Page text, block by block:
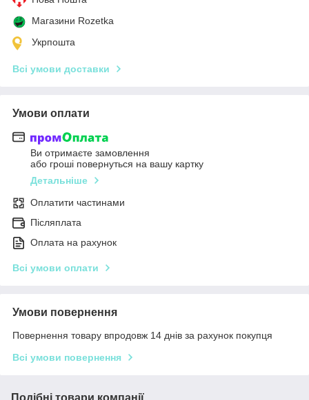
Магазини Rozetka
Укрпошта
Всі умови доставки
Умови оплати
Ви отримаєте замовлення
або гроші повернуться на вашу картку
Детальніше
Оплатити частинами
Післяплата
Оплата на рахунок
Всі умови оплати
Умови повернення
Повернення товару впродовж 14 днів за рахунок покупця
Всі умови повернення